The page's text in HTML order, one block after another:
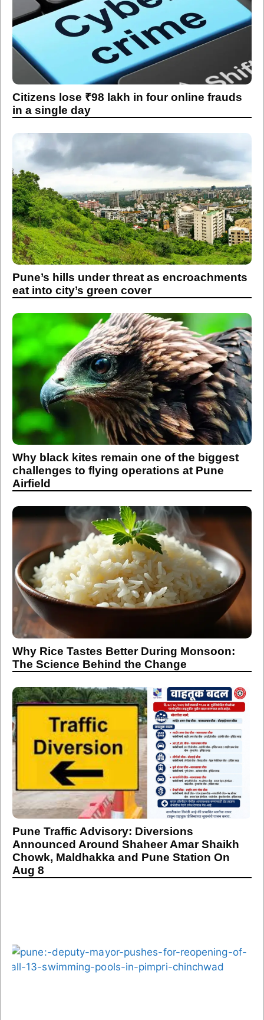
Citizens lose ₹98 lakh in four online frauds
in a single day
Pune’s hills under threat as encroachments
eat into city’s green cover
Why black kites remain one of the biggest
challenges to flying operations at Pune
Airfield
Why Rice Tastes Better During Monsoon:
The Science Behind the Change
Pune Traffic Advisory: Diversions
Announced Around Shaheer Amar Shaikh
Chowk, Maldhakka and Pune Station On
Aug 8